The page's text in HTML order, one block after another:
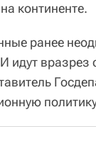
континенте.
ранее
идут